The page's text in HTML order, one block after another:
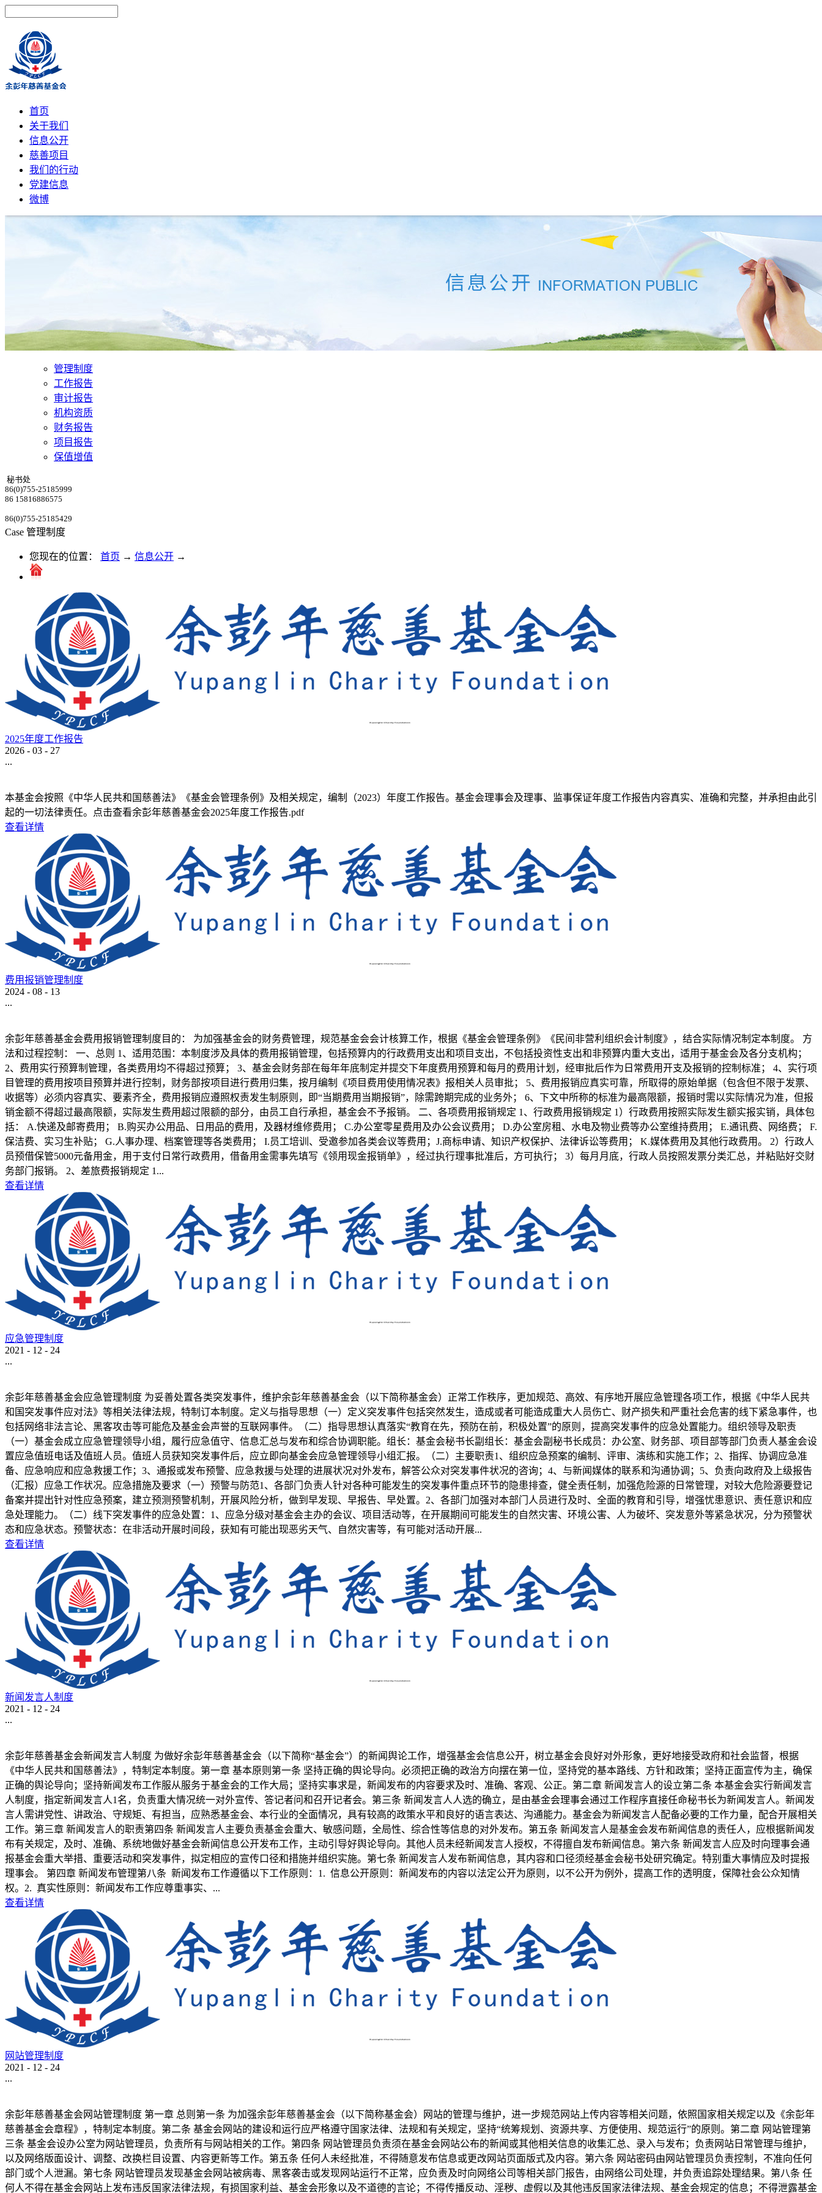
首页
关于我们
信息公开
慈善项目
我们的行动
党建信息
微博
管理制度
工作报告
审计报告
机构资质
财务报告
项目报告
保值增值
秘书处
86(0)755-25185999
86 15816886575
86(0)755-25185429
Case 管理制度
您现在的位置： 首页 → 信息公开 →
2025年度工作报告
2026 - 03 - 27
...
本基金会按照《中华人民共和国慈善法》《基金会管理条例》及相关规定，编制（2023）年度工作报告。基金会理事会及理事、监事保证年度工作报告内容真实、准确和完整，并承担由此引
起的一切法律责任。点击查看余彭年慈善基金会2025年度工作报告.pdf
查看详情
费用报销管理制度
2024 - 08 - 13
...
余彭年慈善基金会费用报销管理制度目的： 为加强基金会的财务费管理，规范基金会会计核算工作，根据《基金会管理条例》《民间非营利组织会计制度》，结合实际情况制定本制度。 方
法和过程控制： 一、总则 1、适用范围：本制度涉及具体的费用报销管理，包括预算内的行政费用支出和项目支出，不包括投资性支出和非预算内重大支出，适用于基金会及各分支机构；
2、费用实行预算制管理，各类费用均不得超过预算； 3、基金会财务部在每年年底制定并提交下年度费用预算和每月的费用计划，经审批后作为日常费用开支及报销的控制标准； 4、实行项
目管理的费用按项目预算并进行控制，财务部按项目进行费用归集，按月编制《项目费用使用情况表》报相关人员审批； 5、费用报销应真实可靠，所取得的原始单据（包含但不限于发票、
收据等）必须内容真实、要素齐全，费用报销应遵照权责发生制原则，即“当期费用当期报销”，除需跨期完成的业务外； 6、下文中所称的标准为最高限额，报销时需以实际情况为准，但报
销金额不得超过最高限额，实际发生费用超过限额的部分，由员工自行承担，基金会不予报销。 二、各项费用报销规定 1、行政费用报销规定 1）行政费用按照实际发生额实报实销，具体包
括： A.快递及邮寄费用； B.购买办公用品、日用品的费用，及器材维修费用； C.办公室零星费用及办公会议费用； D.办公室房租、水电及物业费等办公室维持费用； E.通讯费、网络费； F.
保洁费、实习生补贴； G.人事办理、档案管理等各类费用； I.员工培训、受邀参加各类会议等费用；J.商标申请、知识产权保护、法律诉讼等费用； K.媒体费用及其他行政费用。 2）行政人
员预借保管5000元备用金，用于支付日常行政费用，借备用金需事先填写《领用现金报销单》，经过执行理事批准后，方可执行； 3）每月月底，行政人员按照发票分类汇总，并粘贴好交财
务部门报销。 2、差旅费报销规定 1...
查看详情
应急管理制度
2021 - 12 - 24
...
余彭年慈善基金会应急管理制度 为妥善处置各类突发事件，维护余彭年慈善基金会（以下简称基金会）正常工作秩序，更加规范、高效、有序地开展应急管理各项工作，根据《中华人民共
和国突发事件应对法》等相关法律法规，特制订本制度。定义与指导思想（一）定义突发事件包括突然发生，造成或者可能造成重大人员伤亡、财产损失和严重社会危害的线下紧急事件，也
包括网络非法言论、黑客攻击等可能危及基金会声誉的互联网事件。（二）指导思想认真落实“教育在先，预防在前，积极处置”的原则，提高突发事件的应急处置能力。组织领导及职责
（一）基金会成立应急管理领导小组，履行应急值守、信息汇总与发布和综合协调职能。组长：基金会秘书长副组长：基金会副秘书长成员：办公室、财务部、项目部等部门负责人基金会设
置应急值班电话及值班人员。值班人员获知突发事件后，应立即向基金会应急管理领导小组汇报。（二）主要职责1、组织应急预案的编制、评审、演练和实施工作；2、指挥、协调应急准
备、应急响应和应急救援工作；3、通报或发布预警、应急救援与处理的进展状况对外发布，解答公众对突发事件状况的咨询；4、与新闻媒体的联系和沟通协调；5、负责向政府及上级报告
（汇报）应急工作状况。应急措施及要求（一）预警与防范1、各部门负责人针对各种可能发生的突发事件重点环节的隐患排查，健全责任制，加强危险源的日常管理，对较大危险源要登记
备案并提出针对性应急预案，建立预测预警机制，开展风险分析，做到早发现、早报告、早处置。2、各部门加强对本部门人员进行及时、全面的教育和引导，增强忧患意识、责任意识和应
急处理能力。（二）线下突发事件的应急处置：1、应急分级对基金会主办的会议、项目活动等，在开展期间可能发生的自然灾害、环境公害、人为破坏、突发意外等紧急状况，分为预警状
态和应急状态。预警状态：在非活动开展时间段，获知有可能出现恶劣天气、自然灾害等，有可能对活动开展...
查看详情
新闻发言人制度
2021 - 12 - 24
...
余彭年慈善基金会新闻发言人制度 为做好余彭年慈善基金会（以下简称“基金会”）的新闻舆论工作，增强基金会信息公开，树立基金会良好对外形象，更好地接受政府和社会监督，根据
《中华人民共和国慈善法》，特制定本制度。第一章 基本原则第一条 坚持正确的舆论导向。必须把正确的政治方向摆在第一位，坚持党的基本路线、方针和政策；坚持正面宣传为主，确保
正确的舆论导向；坚持新闻发布工作服从服务于基金会的工作大局；坚持实事求是，新闻发布的内容要求及时、准确、客观、公正。第二章 新闻发言人的设立第二条 本基金会实行新闻发言
人制度，指定新闻发言人1名，负责重大情况统一对外宣传、答记者问和召开记者会。第三条 新闻发言人人选的确立，是由基金会理事会通过工作程序直接任命秘书长为新闻发言人。新闻发
言人需讲党性、讲政治、守规矩、有担当，应熟悉基金会、本行业的全面情况，具有较高的政策水平和良好的语言表达、沟通能力。基金会为新闻发言人配备必要的工作力量，配合开展相关
工作。第三章 新闻发言人的职责第四条 新闻发言人主要负责基金会重大、敏感问题，全局性、综合性等信息的对外发布。第五条 新闻发言人是基金会发布新闻信息的责任人，应根据新闻发
布有关规定，及时、准确、系统地做好基金会新闻信息公开发布工作，主动引导好舆论导向。其他人员未经新闻发言人授权，不得擅自发布新闻信息。第六条 新闻发言人应及时向理事会通
报基金会重大举措、重要活动和突发事件，拟定相应的宣传口径和措施并组织实施。第七条 新闻发言人发布新闻信息，其内容和口径须经基金会秘书处研究确定。特别重大事情应及时提报
理事会。 第四章 新闻发布管理第八条 新闻发布工作遵循以下工作原则：1. 信息公开原则：新闻发布的内容以法定公开为原则，以不公开为例外，提高工作的透明度，保障社会公众知情
权。2. 真实性原则：新闻发布工作应尊重事实、...
查看详情
网站管理制度
2021 - 12 - 24
...
余彭年慈善基金会网站管理制度 第一章 总则第一条 为加强余彭年慈善基金会（以下简称基金会）网站的管理与维护，进一步规范网站上传内容等相关问题，依照国家相关规定以及《余彭年
慈善基金会章程》，特制定本制度。第二条 基金会网站的建设和运行应严格遵守国家法律、法规和有关规定，坚持“统筹规划、资源共享、方便使用、规范运行”的原则。第二章 网站管理第
三条 基金会设办公室为网站管理员，负责所有与网站相关的工作。第四条 网站管理员负责须在基金会网站公布的新闻或其他相关信息的收集汇总、录入与发布；负责网站日常管理与维护，
以及网络版面设计、调整、改换栏目设置、内容更新等工作。第五条 任何人未经批准，不得随意发布信息或更改网站页面版式及内容。第六条 网站密码由网站管理员负责控制，不准向任何
部门或个人泄漏。第七条 网站管理员发现基金会网站被病毒、黑客袭击或发现网站运行不正常，应负责及时向网络公司等相关部门报告，由网络公司处理，并负责追踪处理结果。第八条 任
何人不得在基金会网站上发布违反国家法律法规，有损国家利益、基金会形象以及不道德的言论；不得传播反动、淫秽、虚假以及其他违反国家法律法规、基金会规定的信息；不得泄露基金